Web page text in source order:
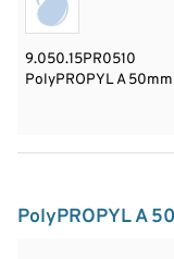
9.050.15PR0510
PolyPROPYL A
PolyPROPYL A